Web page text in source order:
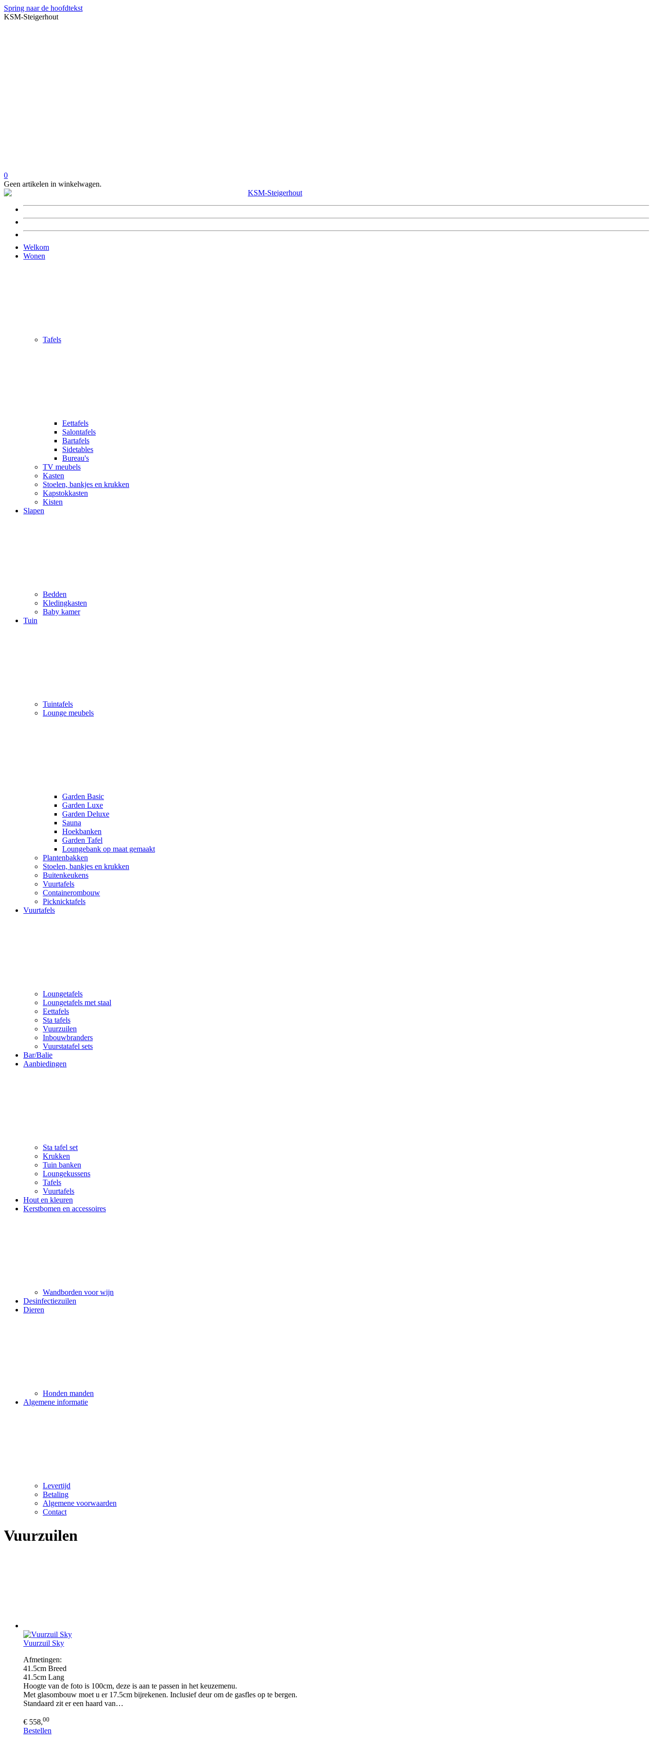
Spring naar de hoofdtekst
KSM-Steigerhout
0
Geen artikelen in winkelwagen.
Welkom
Wonen
Tafels
Eettafels
Salontafels
Bartafels
Sidetables
Bureau's
TV meubels
Kasten
Stoelen, bankjes en krukken
Kapstokkasten
Kisten
Slapen
Bedden
Kledingkasten
Baby kamer
Tuin
Tuintafels
Lounge meubels
Garden Basic
Garden Luxe
Garden Deluxe
Sauna
Hoekbanken
Garden Tafel
Loungebank op maat gemaakt
Plantenbakken
Stoelen, bankjes en krukken
Buitenkeukens
Vuurtafels
Containerombouw
Picknicktafels
Vuurtafels
Loungetafels
Loungetafels met staal
Eettafels
Sta tafels
Vuurzuilen
Inbouwbranders
Vuurstatafel sets
Bar/Balie
Aanbiedingen
Sta tafel set
Krukken
Tuin banken
Loungekussens
Tafels
Vuurtafels
Hout en kleuren
Kerstbomen en accessoires
Wandborden voor wijn
Desinfectiezuilen
Dieren
Honden manden
Algemene informatie
Levertijd
Betaling
Algemene voorwaarden
Contact
Vuurzuilen
Vuurzuil Sky
Afmetingen:
41.5cm Breed
41.5cm Lang
Hoogte van de foto is 100cm, deze is aan te passen in het keuzemenu.
Met glasombouw moet u er 17.5cm bijrekenen. Inclusief deur om de gasfles op te bergen.
Standaard zit er een haard van…
€ 558,00
Bestellen